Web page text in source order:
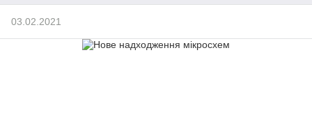
03.02.2021